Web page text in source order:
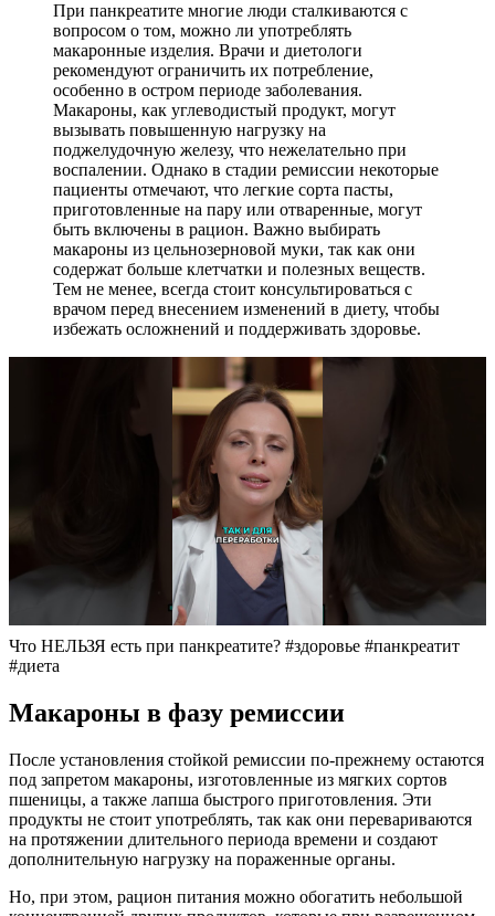
При панкреатите многие люди сталкиваются с
вопросом о том, можно ли употреблять
макаронные изделия. Врачи и диетологи
рекомендуют ограничить их потребление,
особенно в остром периоде заболевания.
Макароны, как углеводистый продукт, могут
вызывать повышенную нагрузку на
поджелудочную железу, что нежелательно при
воспалении. Однако в стадии ремиссии некоторые
пациенты отмечают, что легкие сорта пасты,
приготовленные на пару или отваренные, могут
быть включены в рацион. Важно выбирать
макароны из цельнозерновой муки, так как они
содержат больше клетчатки и полезных веществ.
Тем не менее, всегда стоит консультироваться с
врачом перед внесением изменений в диету, чтобы
избежать осложнений и поддерживать здоровье.
Что НЕЛЬЗЯ есть при панкреатите? #здоровье #панкреатит
#диета
Макароны в фазу ремиссии
После установления стойкой ремиссии по-прежнему остаются
под запретом макароны, изготовленные из мягких сортов
пшеницы, а также лапша быстрого приготовления. Эти
продукты не стоит употреблять, так как они перевариваются
на протяжении длительного периода времени и создают
дополнительную нагрузку на пораженные органы.
Но, при этом, рацион питания можно обогатить небольшой